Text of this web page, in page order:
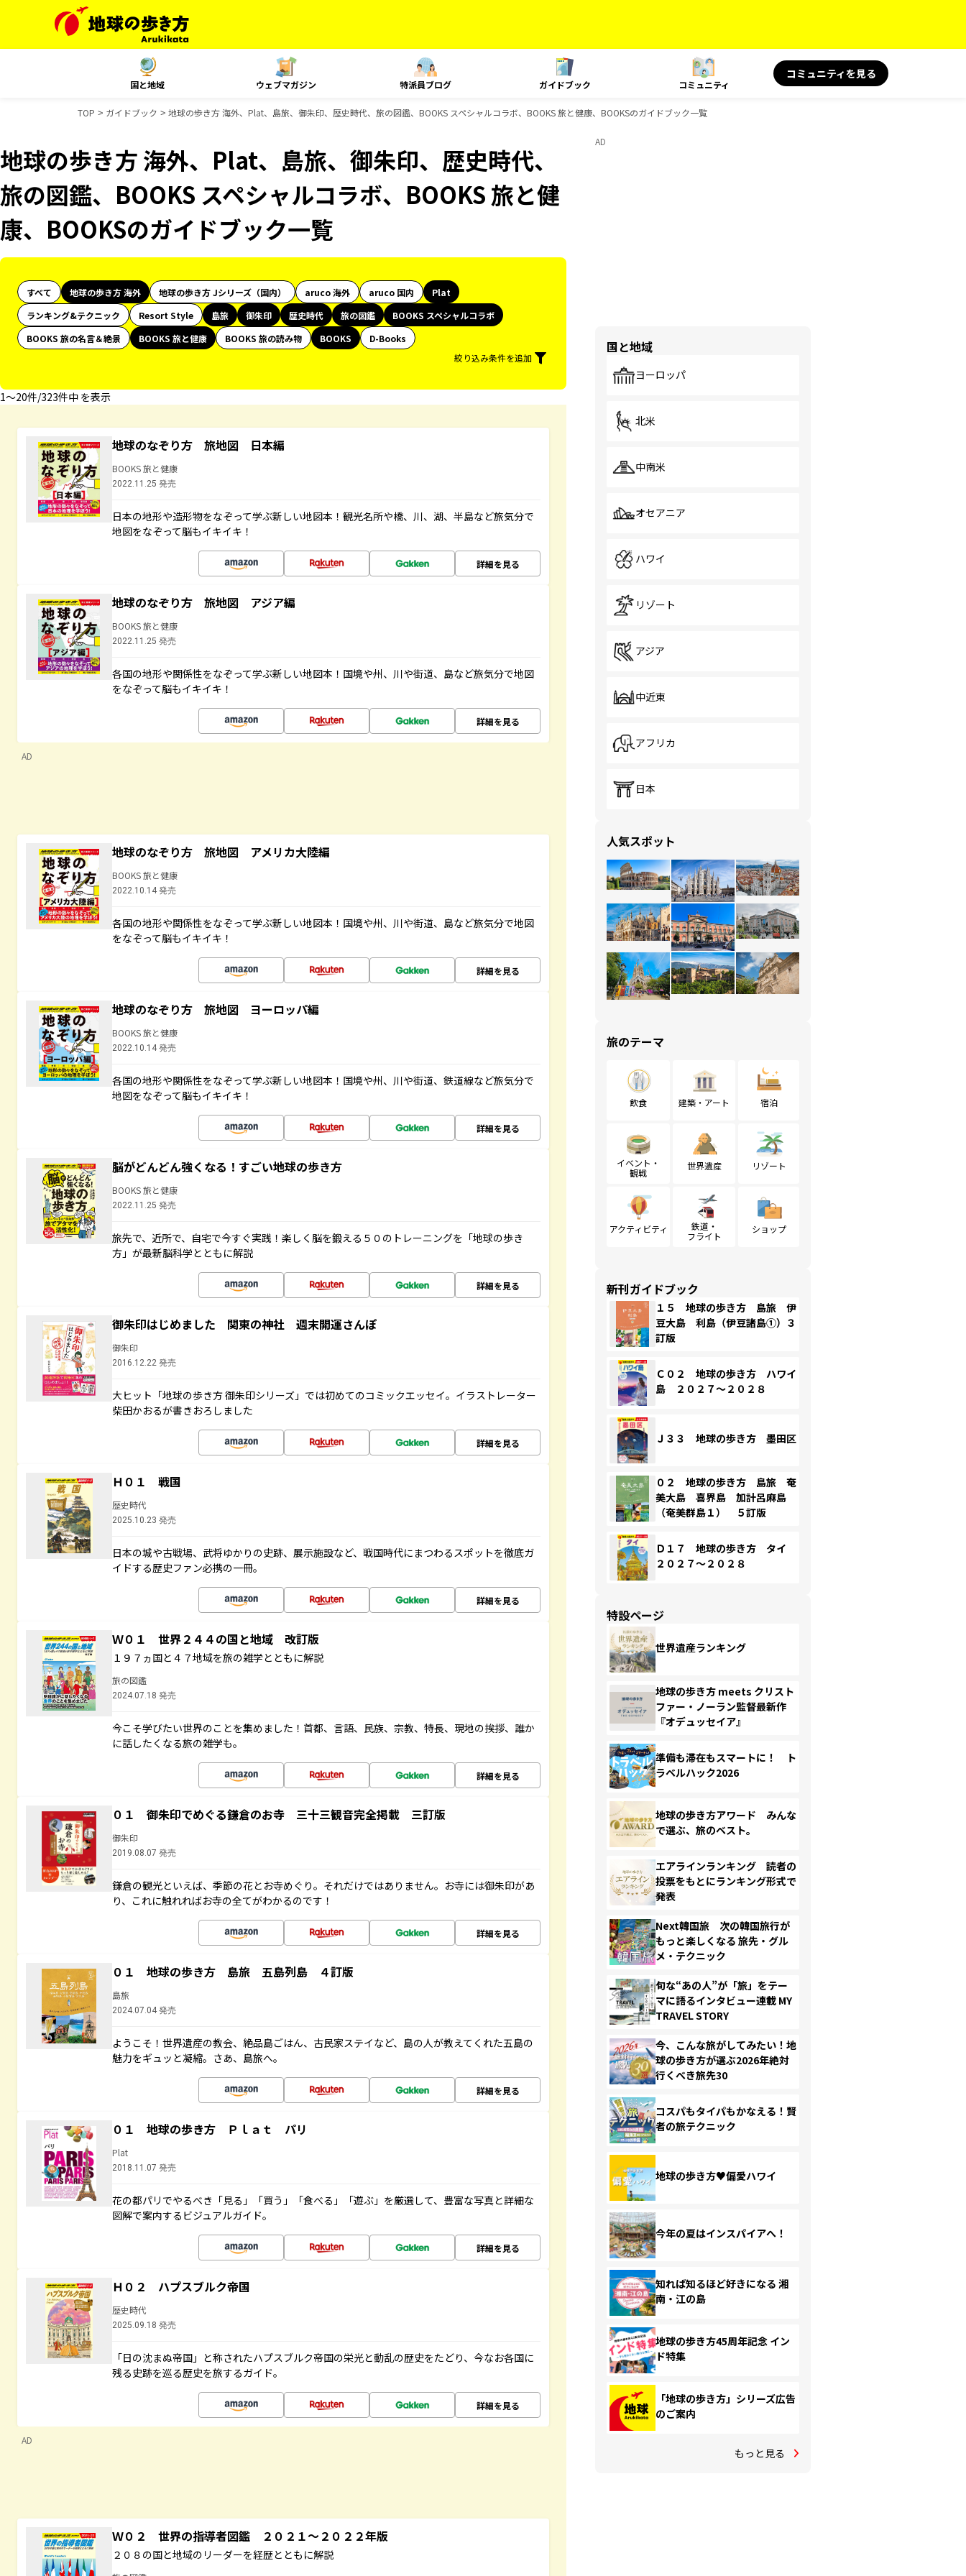
国と地域 ウェブマガジン 特派員ブログ ガイドブック コミュニティ
コミュニティを見る
TOP ガイドブック 地球の歩き方 海外、Plat、島旅、御朱印、歴史時代、旅の図鑑、BOOKS スペシャルコラボ、BOOKS 旅と健康、BOOKSのガイドブック一覧
地球の歩き方 海外、Plat、島旅、御朱印、歴史時代、
旅の図鑑、BOOKS スペシャルコラボ、BOOKS 旅と健
康、BOOKSのガイドブック一覧
すべて 地球の歩き方 海外 地球の歩き方 Jシリーズ（国内） aruco 海外 aruco 国内
Plat
ランキング&テクニック
Resort Style 島旅 御朱印 歴史時代 旅の図鑑
BOOKS スペシャルコラボ
BOOKS 旅の名言＆絶景
BOOKS 旅と健康 BOOKS 旅の読み物 BOOKS
D-Books
絞り込み条件を追加
1〜20件/323件中 を表示
地球のなぞり方 旅地図 日本編
BOOKS 旅と健康
2022.11.25 発売
日本の地形や造形物をなぞって学ぶ新しい地図本！観光名所や橋、川、湖、半島など旅気分で
地図をなぞって脳もイキイキ！
詳細を見る
地球のなぞり方 旅地図 アジア編
BOOKS 旅と健康
2022.11.25 発売
各国の地形や関係性をなぞって学ぶ新しい地図本！国境や州、川や街道、島など旅気分で地図
をなぞって脳もイキイキ！
詳細を見る
AD
地球のなぞり方 旅地図 アメリカ大陸編
BOOKS 旅と健康
2022.10.14 発売
各国の地形や関係性をなぞって学ぶ新しい地図本！国境や州、川や街道、島など旅気分で地図
をなぞって脳もイキイキ！
詳細を見る
地球のなぞり方 旅地図 ヨーロッパ編
BOOKS 旅と健康
2022.10.14 発売
各国の地形や関係性をなぞって学ぶ新しい地図本！国境や州、川や街道、鉄道線など旅気分で
地図をなぞって脳もイキイキ！
詳細を見る
脳がどんどん強くなる！すごい地球の歩き方
BOOKS 旅と健康
2022.11.25 発売
旅先で、近所で、自宅で今すぐ実践！楽しく脳を鍛える５０のトレーニングを「地球の歩き
方」が最新脳科学とともに解説
詳細を見る
御朱印はじめました 関東の神社 週末開運さんぽ
御朱印
2016.12.22 発売
大ヒット「地球の歩き方 御朱印シリーズ」では初めてのコミックエッセイ。イラストレーター
柴田かおるが書きおろしました
詳細を見る
Ｈ０１ 戦国
歴史時代
2025.10.23 発売
日本の城や古戦場、武将ゆかりの史跡、展示施設など、戦国時代にまつわるスポットを徹底ガ
イドする歴史ファン必携の一冊。
詳細を見る
Ｗ０１ 世界２４４の国と地域 改訂版
１９７ヵ国と４７地域を旅の雑学とともに解説
旅の図鑑
2024.07.18 発売
今こそ学びたい世界のことを集めました！首都、言語、民族、宗教、特長、現地の挨拶、誰か
に話したくなる旅の雑学も。
詳細を見る
０１ 御朱印でめぐる鎌倉のお寺 三十三観音完全掲載 三訂版
御朱印
2019.08.07 発売
鎌倉の観光といえば、季節の花とお寺めぐり。それだけではありません。お寺には御朱印があ
り、これに触れればお寺の全てがわかるのです！
詳細を見る
０１ 地球の歩き方 島旅 五島列島 ４訂版
島旅
2024.07.04 発売
ようこそ！世界遺産の教会、絶品島ごはん、古民家ステイなど、島の人が教えてくれた五島の
魅力をギュッと凝縮。さあ、島旅へ。
詳細を見る
０１ 地球の歩き方 Ｐｌａｔ パリ
Plat
2018.11.07 発売
花の都パリでやるべき「見る」「買う」「食べる」「遊ぶ」を厳選して、豊富な写真と詳細な
図解で案内するビジュアルガイド。
詳細を見る
Ｈ０２ ハプスブルク帝国
歴史時代
2025.09.18 発売
「日の沈まぬ帝国」と称されたハプスブルク帝国の栄光と動乱の歴史をたどり、今なお各国に
残る史跡を巡る歴史を旅するガイド。
詳細を見る
AD
Ｗ０２ 世界の指導者図鑑 ２０２１～２０２２年版
２０８の国と地域のリーダーを経歴とともに解説
AD
国と地域
ヨーロッパ
北米
中南米
オセアニア
ハワイ
リゾート
アジア
中近東
アフリカ
日本
人気スポット
旅のテーマ
飲食 建築・アート 宿泊
イベント・
観戦
世界遺産 リゾート
アクティビティ
鉄道・
フライト
ショップ
新刊ガイドブック
１５ 地球の歩き方 島旅 伊
豆大島 利島（伊豆諸島①）３
訂版
Ｃ０２ 地球の歩き方 ハワイ
島 ２０２７～２０２８
Ｊ３３ 地球の歩き方 墨田区
０２ 地球の歩き方 島旅 奄
美大島 喜界島 加計呂麻島
（奄美群島１） ５訂版
Ｄ１７ 地球の歩き方 タイ
２０２７～２０２８
特設ページ
世界遺産ランキング
地球の歩き方 meets クリスト
ファー・ノーラン監督最新作
『オデュッセイア』
準備も滞在もスマートに！ ト
ラベルハック2026
地球の歩き方アワード みんな
で選ぶ、旅のベスト。
エアラインランキング 読者の
投票をもとにランキング形式で
発表
Next韓国旅 次の韓国旅行が
もっと楽しくなる 旅先・グル
メ・テクニック
旬な“あの人”が「旅」をテー
マに語るインタビュー連載 MY
TRAVEL STORY
今、こんな旅がしてみたい！地
球の歩き方が選ぶ2026年絶対
行くべき旅先30
コスパもタイパもかなえる！賢
者の旅テクニック
地球の歩き方♥偏愛ハワイ
今年の夏はインスパイアへ！
知れば知るほど好きになる 湘
南・江の島
地球の歩き方45周年記念 イン
ド特集
「地球の歩き方」シリーズ広告
のご案内
もっと見る